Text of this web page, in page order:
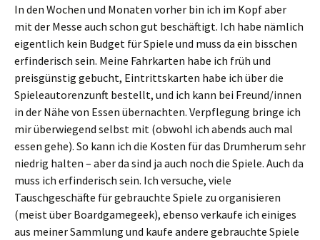
In den Wochen und Monaten vorher bin ich im Kopf aber
mit der Messe auch schon gut beschäftigt. Ich habe nämlich
eigentlich kein Budget für Spiele und muss da ein bisschen
erfinderisch sein. Meine Fahrkarten habe ich früh und
preisgünstig gebucht, Eintrittskarten habe ich über die
Spieleautorenzunft bestellt, und ich kann bei Freund/innen
in der Nähe von Essen übernachten. Verpflegung bringe ich
mir überwiegend selbst mit (obwohl ich abends auch mal
essen gehe). So kann ich die Kosten für das Drumherum sehr
niedrig halten – aber da sind ja auch noch die Spiele. Auch da
muss ich erfinderisch sein. Ich versuche, viele
Tauschgeschäfte für gebrauchte Spiele zu organisieren
(meist über Boardgamegeek), ebenso verkaufe ich einiges
aus meiner Sammlung und kaufe andere gebrauchte Spiele